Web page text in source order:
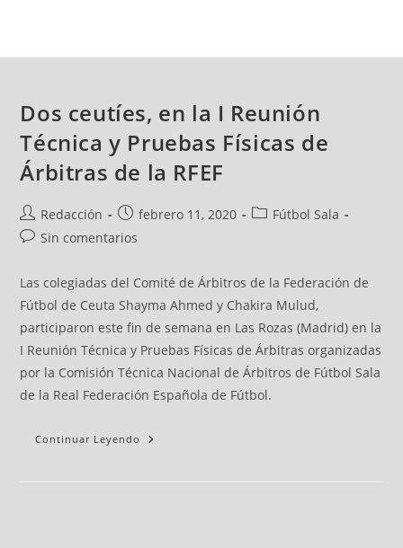
Dos ceutíes, en la I Reunión
Técnica y Pruebas Físicas de
Árbitras de la RFEF
Redacción febrero 11, 2020
Fútbol Sala
Sin comentarios
Las colegiadas del Comité de Árbitros de la Federación de
Fútbol de Ceuta Shayma Ahmed y Chakira Mulud,
participaron este fin de semana en Las Rozas (Madrid) en la
I Reunión Técnica y Pruebas Físicas de Árbitras organizadas
por la Comisión Técnica Nacional de Árbitros de Fútbol Sala
de la Real Federación Española de Fútbol.
Continuar Leyendo